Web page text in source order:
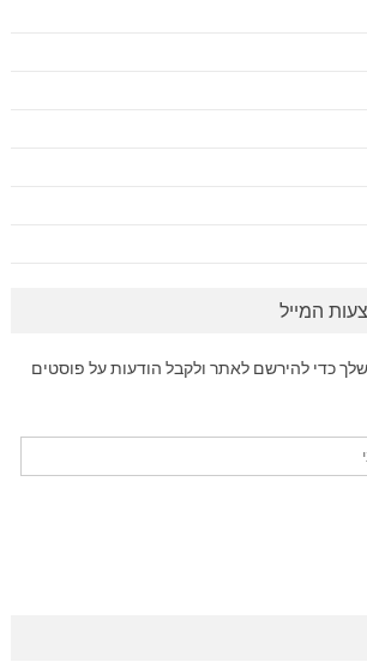
המייל
כדי להירשם לאתר ולקבל הודעות על פוסטים